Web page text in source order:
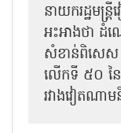
នាយករដ្ឋម
អះអាងថា ដំ
សំខាន់ពិសេស
លើកទី ៥០ នៃ
រវាងវៀតណា